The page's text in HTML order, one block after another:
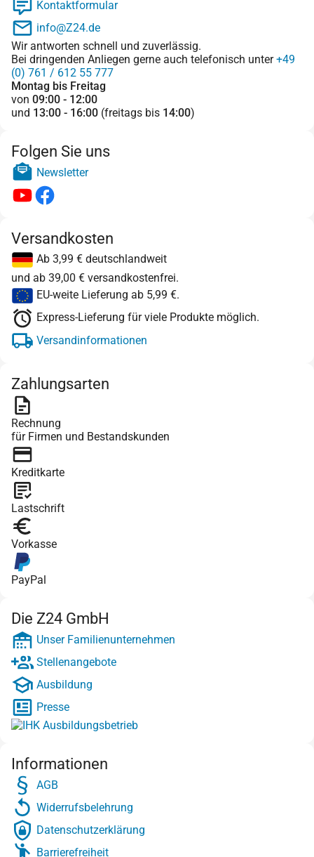
Kontaktformular
info@Z24.de
Wir antworten schnell und zuverlässig.
Bei dringenden Anliegen gerne auch telefonisch unter+49
(0) 761 / 612 55 777
Montag bis Freitag
von 09:00 - 12:00
und 13:00 - 16:00 (freitags bis 14:00)
Folgen Sie uns
Newsletter
Versandkosten
Ab 3,99 € deutschlandweit
und ab 39,00 € versandkostenfrei.
EU-weite Lieferung ab 5,99 €.
Express-Lieferung für viele Produkte möglich.
Versandinformationen
Zahlungsarten
Rechnung
für Firmen und Bestandskunden
Kreditkarte
Lastschrift
Vorkasse
PayPal
Die Z24 GmbH
Unser Familienunternehmen
Stellenangebote
Ausbildung
Presse
Informationen
AGB
Widerrufsbelehrung
Datenschutzerklärung
Barrierefreiheit